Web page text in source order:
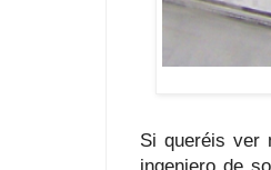
Si queréis ver